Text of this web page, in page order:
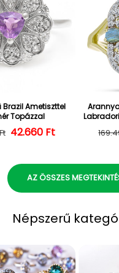
Brazil Ametiszttel
Topázzal
Normál ár
Kedvezményes ár
42.660 Ft
AZ ÖSSZES
Népszerű